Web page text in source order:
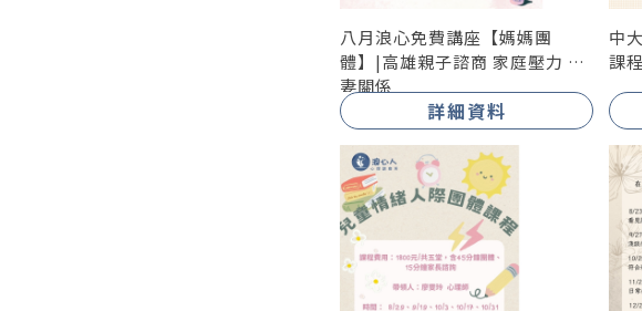
八月浪心免費講座【媽媽團
體】|高雄親子諮商 家庭壓力 夫
妻關係
詳細資料
中
課